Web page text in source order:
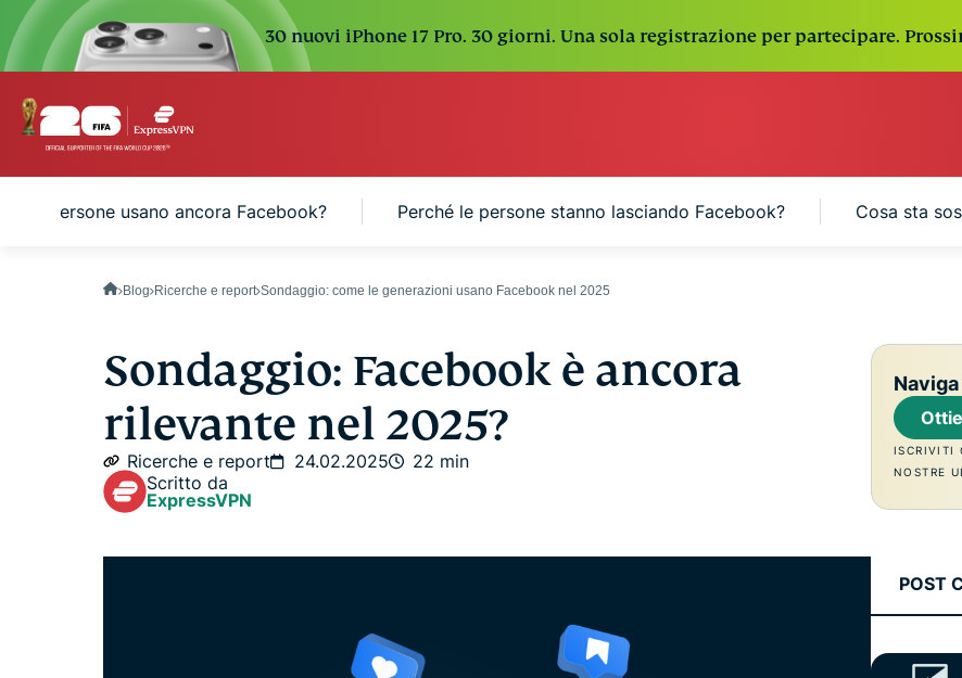
30 nuovi iPhone 17 Pro. 30 giorni. Una sola registrazione per partecipare.
Le persone usano ancora Facebook? Perché le persone stanno lasciando Facebook? Cosa sta
Blog Ricerche e report Sondaggio: come le generazioni usano Facebook nel 2025
Sondaggio: Facebook è ancora
rilevante nel 2025?
Ricerche e report 24.02.2025
22 min
Scritto da
ExpressVPN
ISCRIVITI
NOSTRE
POST